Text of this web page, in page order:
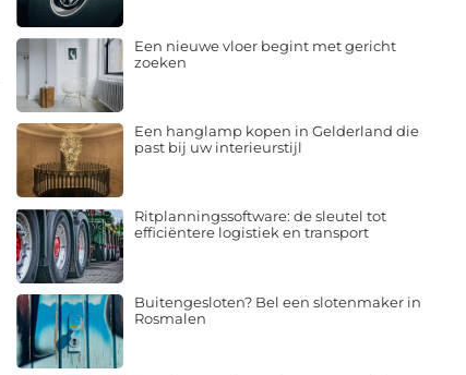
Een nieuwe vloer begint met gericht
zoeken
Een hanglamp kopen in Gelderland die
past bij uw interieurstijl
Ritplanningssoftware: de sleutel tot
efficiëntere logistiek en transport
Buitengesloten? Bel een slotenmaker in
Rosmalen